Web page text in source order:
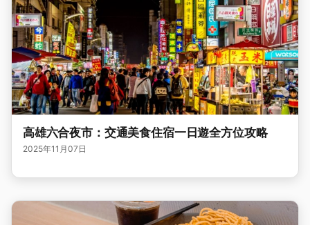
高雄六合夜市：交通美食住宿一日遊全方位攻略
2025年11月07日